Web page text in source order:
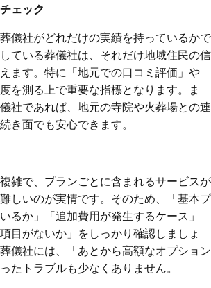
ェック
儀社がどれだけの実績を持っているかで
ている葬儀社は、それだけ地域住民の信
ます。特に「地元での口コミ評価」や
を測る上で重要な指標となります。ま
社であれば、地元の寺院や火葬場との連
き面でも安心できます。
雑で、プランごとに含まれるサービスが
しいのが実情です。そのため、「基本プ
るか」「追加費用が発生するケース」
目がないか」をしっかり確認しましょ
儀社には、「あとから高額なオプション
たトラブルも少なくありません。